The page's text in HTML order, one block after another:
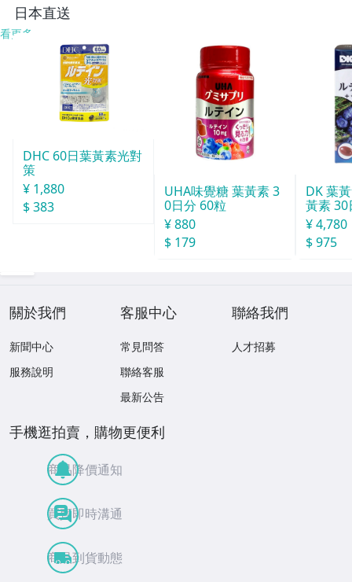
日本直送
看更多
DHC 60日葉黃素光對
策
¥ 1,880
$ 383
UHA味覺糖 葉黃素 3
0日分 60粒
¥ 880
$ 179
DK 葉
黃素 30
¥ 4,780
$ 975
關於我們
新聞中心
服務說明
客服中心
常見問答
聯絡客服
最新公告
聯絡我們
人才招募
手機逛拍賣，購物更便利
商品降價通知
買賣即時溝通
商品到貨動態